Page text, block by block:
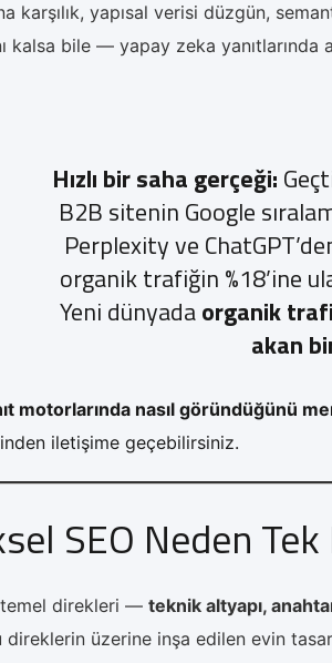
karşılık, yapısal verisi düzgün,
kalsa bile — yapay zeka
Hızlı bir saha gerçeği:
B2B sitenin Google
Perplexity ve
organik trafiğin %18’ine
Yeni dünyadaorganik
akan
motorlarında nasıl göründüğünü
iletişime geçebilirsiniz.
SEO Neden
temel direkleri — teknik altyapı,
üzerine inşa edilen evin